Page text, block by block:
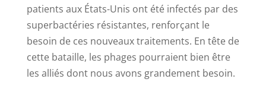
patients aux États-Unis ont été infectés par des
superbactéries résistantes, renforçant le
besoin de ces nouveaux traitements. En tête de
cette bataille, les phages pourraient bien être
les alliés dont nous avons grandement besoin.